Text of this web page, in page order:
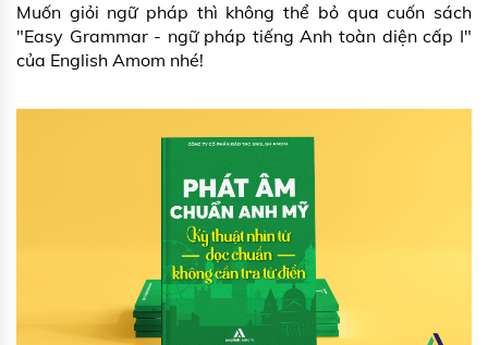
Muốn giỏi ngữ pháp thì không thể bỏ qua cuốn sách
"Easy Grammar - ngữ pháp tiếng Anh toàn diện cấp I"
của English Amom nhé!